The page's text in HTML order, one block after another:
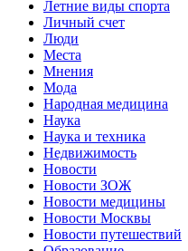
Летние виды спорта
Личный счет
Люди
Места
Мнения
Мода
Народная медицина
Наука
Наука и техника
Недвижимость
Новости
Новости ЗОЖ
Новости медицины
Новости Москвы
Новости путешествий